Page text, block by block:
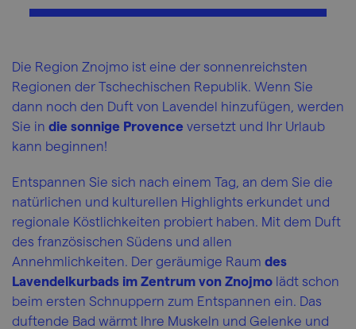
Die Region Znojmo ist eine der sonnenreichsten
Regionen der Tschechischen Republik. Wenn Sie
dann noch den Duft von Lavendel hinzufügen, werden
Sie in die sonnige Provence versetzt und Ihr Urlaub
kann beginnen!
Entspannen Sie sich nach einem Tag, an dem Sie die
natürlichen und kulturellen Highlights erkundet und
regionale Köstlichkeiten probiert haben. Mit dem Duft
des französischen Südens und allen
Annehmlichkeiten. Der geräumige Raum des
Lavendelkurbads im Zentrum von Znojmo lädt schon
beim ersten Schnuppern zum Entspannen ein. Das
duftende Bad wärmt Ihre Muskeln und Gelenke und